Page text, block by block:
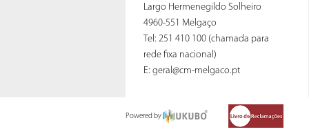
Largo Hermenegildo Solheiro
4960-551 Melgaço
Tel: 251 410 100 (chamada para
rede fixa nacional)
E:geral@cm-melgaco.pt
Powered by